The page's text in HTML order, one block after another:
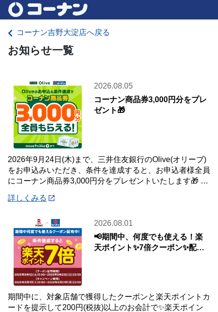
コーナン吉野大淀店へ戻る
お知らせ一覧
2026.08.05
コーナン商品券3,000円分をプレ
ゼント🎁
2026年9月24日(木)まで、三井住友銀行のOlive(オリーブ)
をお申込みいただき、条件を達成すると、お申込者様全員
にコーナン商品券3,000円分をプレゼントいたします🎁 詳
詳しくみる
2026.08.01
📢期間中、何度でも使える！楽
天ポイント✨7倍クーポン✨配布
期間中に、対象店舗で獲得したクーポンと楽天ポイントカ
ードを提示して200円(税抜)以上のお会計で✨楽天ポイン